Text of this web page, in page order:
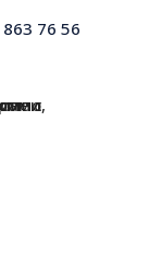
76 56